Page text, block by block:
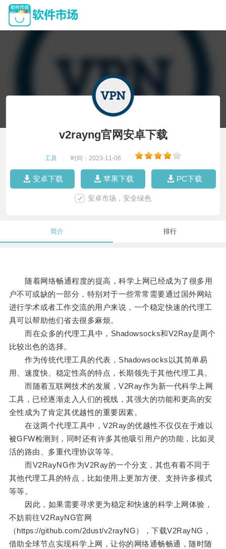
v2rayng官网安卓下载
工具 时间：2023-11-06
安卓下载 苹果下载 PC下载
安卓市场，安全绿色
简介 排行
随着网络畅通程度的提高，科学上网已经成为了很多用
户不可或缺的一部分，特别对于一些常常需要通过国外网站
进行学术或者工作交流的用户来说，一个稳定快速的代理工
具可以帮助他们省去很多麻烦。
而在众多的代理工具中，Shadowsocks和V2Ray是两个
比较出色的选择。
作为传统代理工具的代表，Shadowsocks以其简单易
用、速度快、稳定性高的特点，长期领先于其他代理工具。
而随着互联网技术的发展，V2Ray作为新一代科学上网
工具，已经逐渐走入人们的视线，其强大的功能和更高的安
全性成为了肯定其优越性的重要因素。
在这两个代理工具中，V2Ray的优越性不仅仅在于难以
被GFW检测到，同时还有许多其他吸引用户的功能，比如灵
活的路由、多重代理协议等等。
而V2RayNG作为V2Ray的一个分支，其也有着不同于
其他代理工具的特点，比如使用上更加方便、支持许多模式
等等。
因此，如果需要寻求更为稳定和快速的科学上网体验，
不妨前往V2RayNG官网
（https://github.com/2dust/v2rayNG），下载V2RayNG，
借助全球节点实现科学上网，让你的网络通畅畅通，随时随